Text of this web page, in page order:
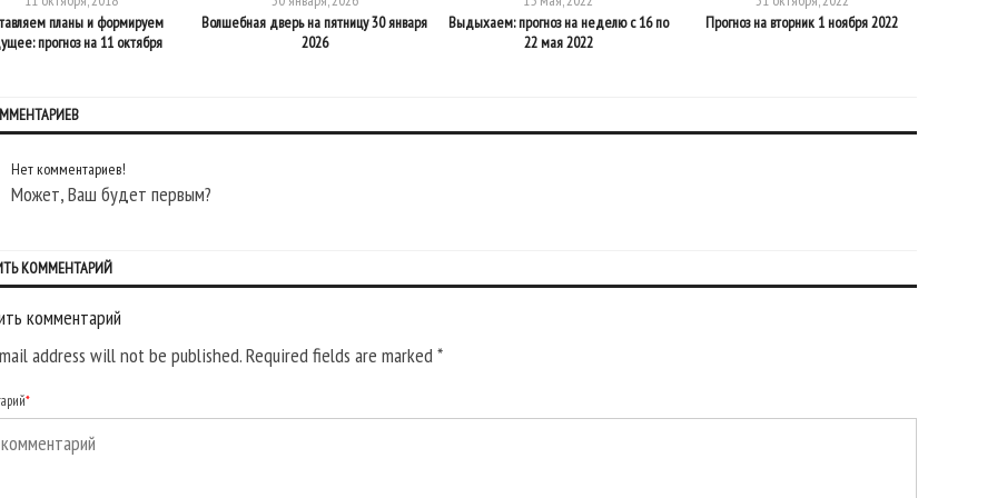
планы и формируем
прогноз на 11 октября
Волшебная дверь на пятницу 30 января
2026
Выдыхаем: прогноз на неделю с 16 по
22 мая 2022
Прогноз на вторник 1 ноября 2022
Нет комментариев!
Может, Ваш будет первым?
КОММЕНТАРИЙ
комментарий
address will not be published. Required fields are marked*
*